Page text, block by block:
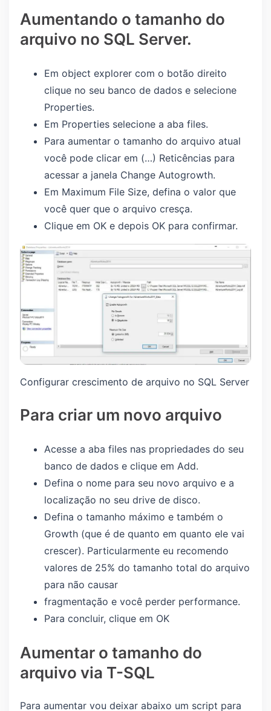
Aumentando o tamanho do
arquivo no SQL Server.
Em object explorer com o botão direito
clique no seu banco de dados e selecione
Properties.
Em Properties selecione a aba files.
Para aumentar o tamanho do arquivo atual
você pode clicar em (…) Reticências para
acessar a janela Change Autogrowth.
Em Maximum File Size, defina o valor que
você quer que o arquivo cresça.
Clique em OK e depois OK para confirmar.
Configurar crescimento de arquivo no SQL Server
Para criar um novo arquivo
Acesse a aba files nas propriedades do seu
banco de dados e clique em Add.
Defina o nome para seu novo arquivo e a
localização no seu drive de disco.
Defina o tamanho máximo e também o
Growth (que é de quanto em quanto ele vai
crescer). Particularmente eu recomendo
valores de 25% do tamanho total do arquivo
para não causar
fragmentação e você perder performance.
Para concluir, clique em OK
Aumentar o tamanho do
arquivo via T-SQL
Para aumentar vou deixar abaixo um script para